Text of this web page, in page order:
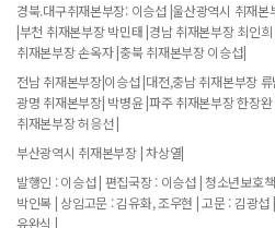
경북.대구취재본부장: 이승섭 |울산광역시 취재
|부천 취재본부장 박민태 |경남 취재본부장 최인
취재본부장 손옥자 |충북 취재본부장 이승섭|
전남 취재본부장|이승섭 |대전,충남 취재본부장
광명 취재본부장| 박병윤 |파주 취재본부장 한장
취재본부장 허응선 |
부산광역시 취재본부장 | 차상열|
발행인 : 이승섭 | 편집국장 : 이승섭 | 청소년보호
박인복 | 상임고문 : 김유화, 조우현 | 고문 : 김광
유완식 |